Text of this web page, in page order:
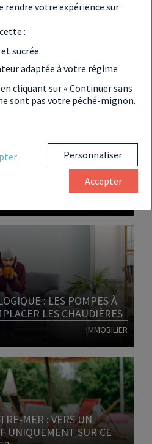
LES ULTRA-RICHES
GROS AUX ÉTATS
IMPÔTS
Lire l'article
LOCATIONS
FORTS DE BRUNO
: LES POMPES À
LES CHAUDIÈRES
IMMOBILIER
Lire l'article
MER : VERS UN
UNIQUEMENT SUR CE
rendre votre expérience sur
:
sucrée
adaptée à votre régime
cliquant sur « Continuer sans
sont pas votre péché-mignon.
Personnaliser
Accepter